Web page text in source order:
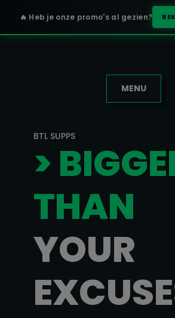
🔥 Heb je onze promo's al gezien?
MENU
BTL SUPPS
>
THAN
YOUR